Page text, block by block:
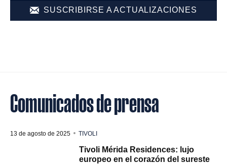
SUSCRIBIRSE A ACTUALIZACIONES
Comunicados de prensa
13 de agosto de 2025 TIVOLI
Tivoli Mérida Residences: lujo
europeo en el corazón del sureste